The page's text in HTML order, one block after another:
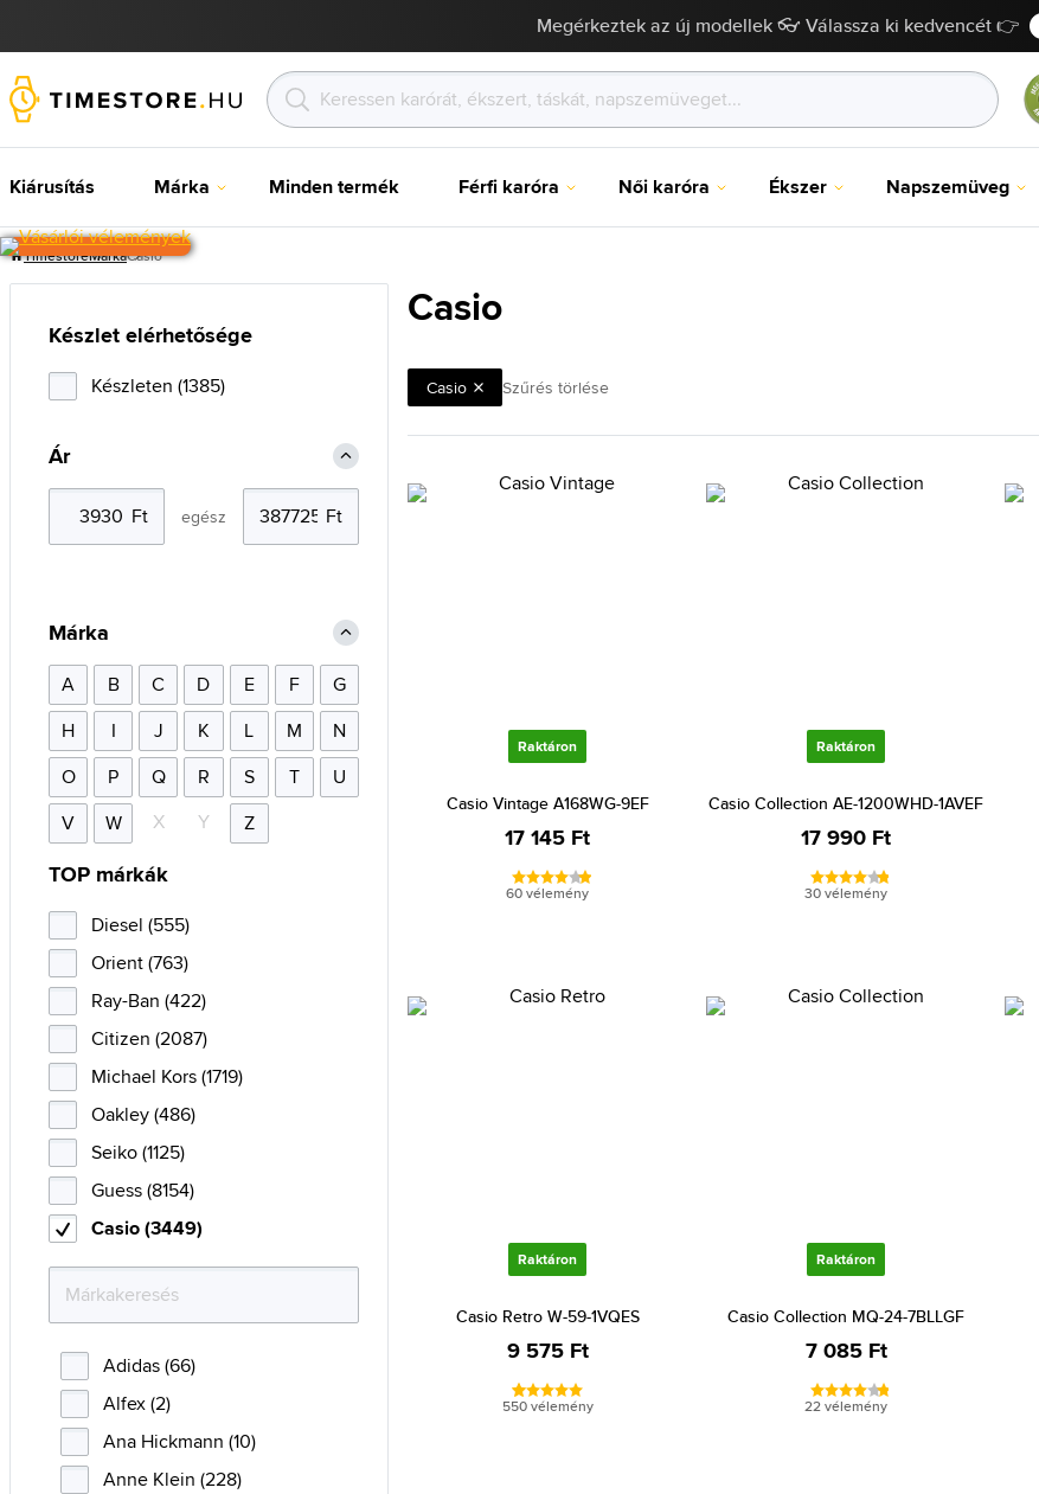
Megérkeztek az új modellek 👓 Válassza ki kedvencét 👉
Kiárusítás Márka Minden termék Férfi karóra Női karóra Ékszer Napszemüveg
TimestoreMárkaCasio
Casio
Casio Szűrés törlése
Raktáron
Casio Vintage A168WG-9EF
17 145 Ft
60 vélemény
Raktáron
Casio Collection AE-1200WHD-1AVEF
17 990 Ft
30 vélemény
Raktáron
Casio Retro W-59-1VQES
9 575 Ft
550 vélemény
Raktáron
Casio Collection MQ-24-7BLLGF
7 085 Ft
22 vélemény
Készlet elérhetősége
Készleten (1385)
Ár
egész
Márka
A B C D E F
G
H
I J K L M
N
O
P Q R S T
U
V
W X Y Z
TOP márkák
Diesel (555)
Orient (763)
Ray-Ban (422)
Citizen (2087)
Michael Kors (1719)
Oakley (486)
Seiko (1125)
Guess (8154)
Casio (3449)
Adidas (66)
Alfex (2)
Ana Hickmann (10)
Anne Klein (228)